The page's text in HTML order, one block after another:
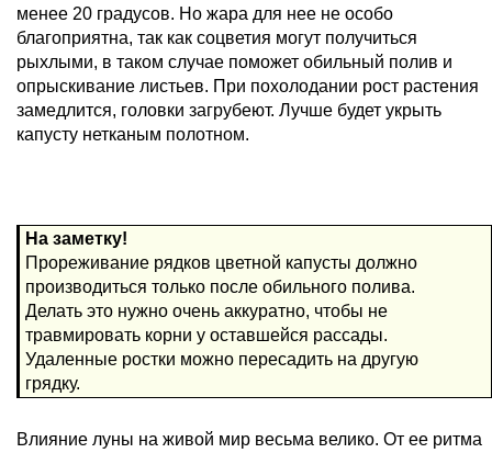
менее 20 градусов. Но жара для нее не особо
благоприятна, так как соцветия могут получиться
рыхлыми, в таком случае поможет обильный полив и
опрыскивание листьев. При похолодании рост растения
замедлится, головки загрубеют. Лучше будет укрыть
капусту нетканым полотном.
На заметку!
Прореживание рядков цветной капусты должно
производиться только после обильного полива.
Делать это нужно очень аккуратно, чтобы не
травмировать корни у оставшейся рассады.
Удаленные ростки можно пересадить на другую
грядку.
Влияние луны на живой мир весьма велико. От ее ритма